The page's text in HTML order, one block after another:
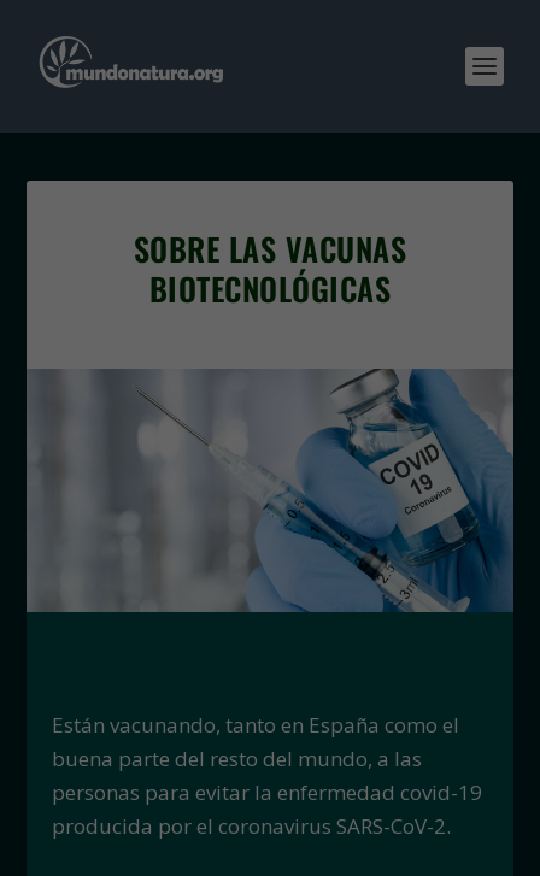
SOBRE LAS VACUNAS
BIOTECNOLÓGICAS
Están vacunando, tanto en España como el
buena parte del resto del mundo, a las
personas para evitar la enfermedad covid-19
producida por el coronavirus SARS-CoV-2.